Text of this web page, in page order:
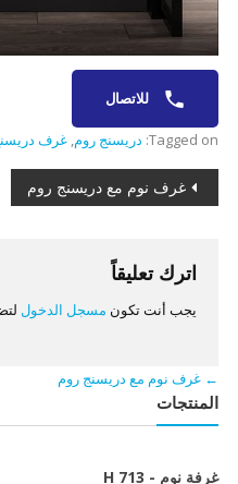
للاتصال
Tagged on: دريسنج روم, غرف
تصفّح
غرف نوم مع دريسنج روم
اترك تعليقاً
يجب أنت تكون مسجل الدخول
← غرف نوم مع دريسنج روم
المنتجات
غرفة نوم - H 713